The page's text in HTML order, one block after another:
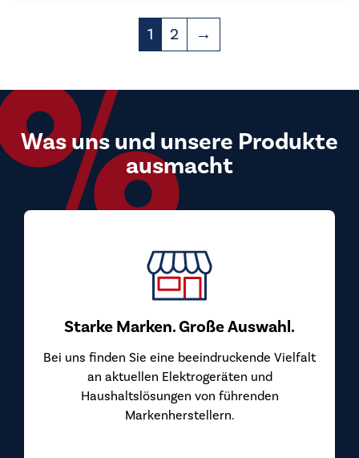
1 2 →
Was uns und unsere Produkte
ausmacht
Vielfalt
Top Preis-Leistungs-
Bei uns kaufen Sie Markengeräte zu
überzeugen. Wir beziehen unsere
Sie weiter.